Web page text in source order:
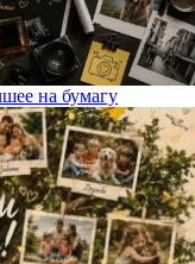
на бумагу